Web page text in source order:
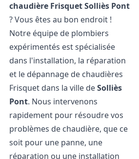
chaudière FrisquetSolliès Pont
? Vous êtes au bon endroit !
Notre équipe de plombiers
expérimentés est spécialisée
dans l'installation, la réparation
et le dépannage de chaudières
Frisquet dans la ville deSolliès
Pont. Nous intervenons
rapidement pour résoudre vos
problèmes de chaudière, que ce
soit pour une panne, une
réparation ou une installation